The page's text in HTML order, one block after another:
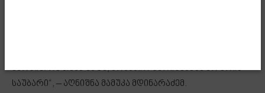
კარგია. რა თქმა უნდა, არანაირ გარიგებაზე არ არის
საუბარი“, – აღნიშნა მამუკა მდინარაძემ.